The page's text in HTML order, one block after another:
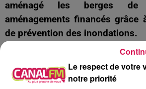
aménagé les berges de
aménagements financés grâce
de prévention des inondations.
Le respect de votre
notre priorité